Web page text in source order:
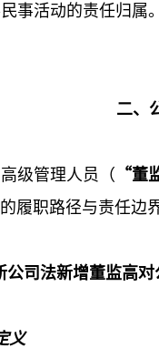
事活动的责任归
二、
级管理人员（ “董
履职路径与责任边
司法新增董监高对
义